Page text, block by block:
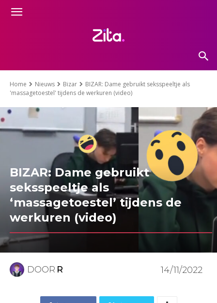
Home Nieuws Bizar
BIZAR: Dame gebruikt seksspeeltje als
'massagetoestel' tijdens de werkuren (video)
BIZAR: Dame gebruikt
seksspeeltje als
‘massagetoestel’ tijdens de
werkuren (video)
DOOR R 14/11/2022